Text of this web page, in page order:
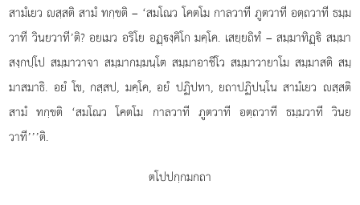
สามํเยว สฺสติ สามํ ทกฺขติ – ‘สมโณว โคตโม กาลวาที ภูตวาที อตฺถวาที ธมฺม
วาที วินยวาที’ติ? อยเมว อริโย อฏฺงฺคิโก มคฺโค. เสยฺยถิทํ – สมฺมาทิฏฺิ สมฺมา
สงฺกปฺโป สมฺมาวาจา สมฺมากมฺมนฺโต สมฺมาอาชีโว สมฺมาวายาโม สมฺมาสติ สมฺ
มาสมาธิ. อยํ โข, กสฺสป, มคฺโค, อยํ ปฏิปทา, ยถาปฏิปนฺโน สามํเยว สฺสติ
สามํ ทกฺขติ ‘สมโณว โคตโม กาลวาที ภูตวาที อตฺถวาที ธมฺมวาที วินย
วาที’’’ติ.
ตโปปกฺกมกถา